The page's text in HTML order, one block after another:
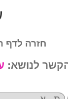
חזרה לדף